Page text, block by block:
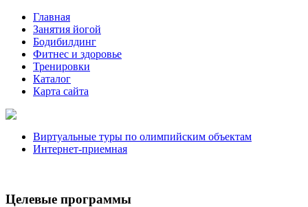
Главная
Занятия йогой
Бодибилдинг
Фитнес и здоровье
Тренировки
Каталог
Карта сайта
Виртуальные туры по олимпийским объектам
Интернет-приемная
Целевые программы